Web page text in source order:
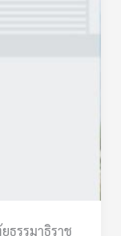
ธรรมาธิราช